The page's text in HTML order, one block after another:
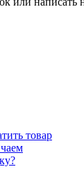
товар